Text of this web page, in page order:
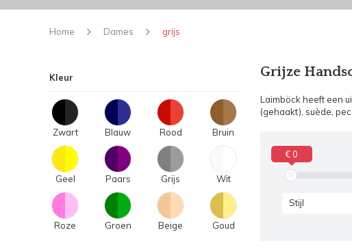
Home Dames grijs
Kleur
Zwart Blauw Rood Bruin
Geel Paars Grijs Wit
Roze Groen Beige Goud
Grijze
Laimböck heeft een
(gehaakt), suède,
€ 0
Stijl